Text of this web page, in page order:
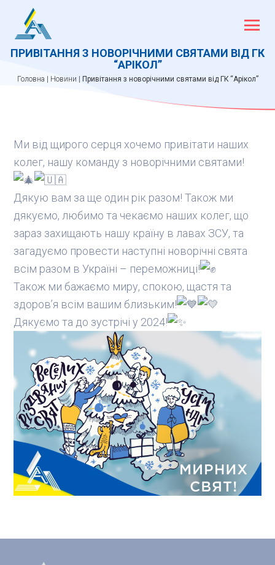
ПРИВІТАННЯ З НОВОРІЧНИМИ СВЯТАМИ ВІД ГК
“АРІКОЛ”
Головна | Новини | Привітання з новорічними святами від ГК “Арікол”
Ми від щирого серця хочемо привітати наших
колег, нашу команду з новорічними святами!
Дякую вам за ще один рік разом! Також ми
дякуємо, любимо та чекаємо наших колег, що
зараз захищають нашу країну в лавах ЗСУ, та
загадуємо провести наступні новорічні свята
всім разом в Україні – переможниці!
Також ми бажаємо миру, спокою, щастя та
здоров’я всім вашим близьким!
Дякуємо та до зустрічі у 2024!